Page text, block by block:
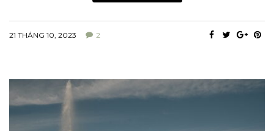
21 THÁNG 10, 2023 2